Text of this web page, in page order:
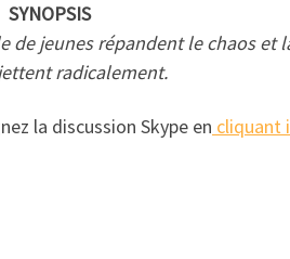
SYNOPSIS
jeunes répandent le chaos et
radicalement.
la discussion Skype en cliquant